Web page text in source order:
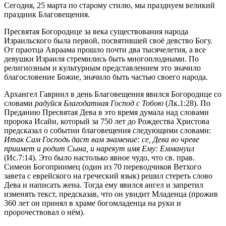
Сегодня, 25 марта по старому стилю, мы празднуем великий
праздник Благовещения.
Пресвятая Богородице за века существования народа
Израильского была первой, посвятившей своё девство Богу.
От праотца Авраама прошло почти два тысячелетия, а все
девушки Израиля стремились быть многоплодными. По
религиозным и культурным представлением это значило
благословение Божие, значило быть частью своего народа.
Архангел Гавриил в день Благовещения явился Богородице со
словами радуйся Благодатная Господ с Тобою (Лк.1:28). По
Преданию Пресвятая Дева в это время думала над словами
пророка Исайи, который за 750 лет до Рождества Христова
предсказал о событии благовещения следующими словами:
Итак Сам Господь даст вам знамение: се, Дева во чреве
приимет и родит Сына, и нарекут имя Ему: Еммануил
(Ис.7:14). Это было настолько явное чудо, что св. прав.
Симеон Богоприимец (один из 70 переводчиков Ветхого
завета с еврейского на греческий язык) решил стереть слово
Дева и написать жена. Тогда ему явился ангел и запретил
изменять текст, предсказав, что он увидит Младенца (прожив
360 лет он принял в храме богомладенца на руки и
пророчествовал о нём).